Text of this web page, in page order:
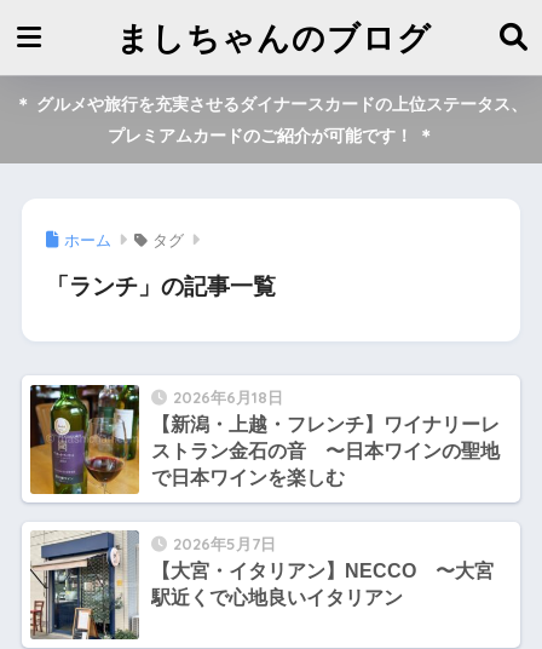
ましちゃんのブログ
＊ グルメや旅行を充実させるダイナースカードの上位ステータス、
プレミアムカードのご紹介が可能です！ ＊
ホーム タグ
「ランチ」の記事一覧
2026年6月18日
【新潟・上越・フレンチ】ワイナリーレ
ストラン金石の音 〜日本ワインの聖地
で日本ワインを楽しむ
2026年5月7日
【大宮・イタリアン】NECCO 〜大宮
駅近くで心地良いイタリアン